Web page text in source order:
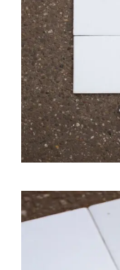
Natuurstenen bakken
Wandtegels
HEKWERK
KASTEN
BANKEN
BALKEN
RADIATOREN
BADEN
KEUKENBLOKKEN
SCHOUWEN
PORSELEINEN BAKKEN